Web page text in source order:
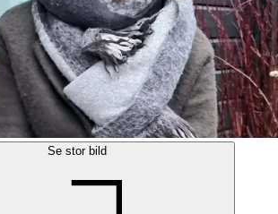
Se stor bild